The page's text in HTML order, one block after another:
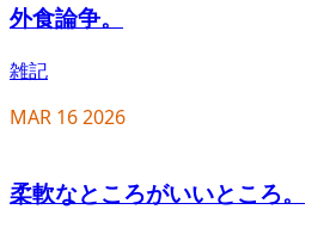
外食論争。
雑記
MAR 162026
柔軟なところがいいところ。